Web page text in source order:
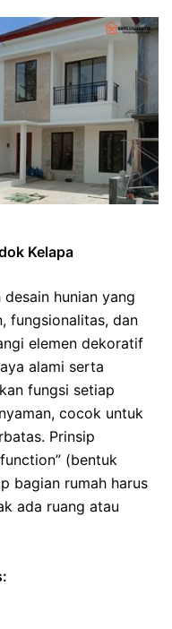
Kelapa
desain hunian yang
fungsionalitas, dan
elemen dekoratif
alami serta
fungsi setiap
cocok untuk
Prinsip
(bentuk
bagian rumah harus
ada ruang atau